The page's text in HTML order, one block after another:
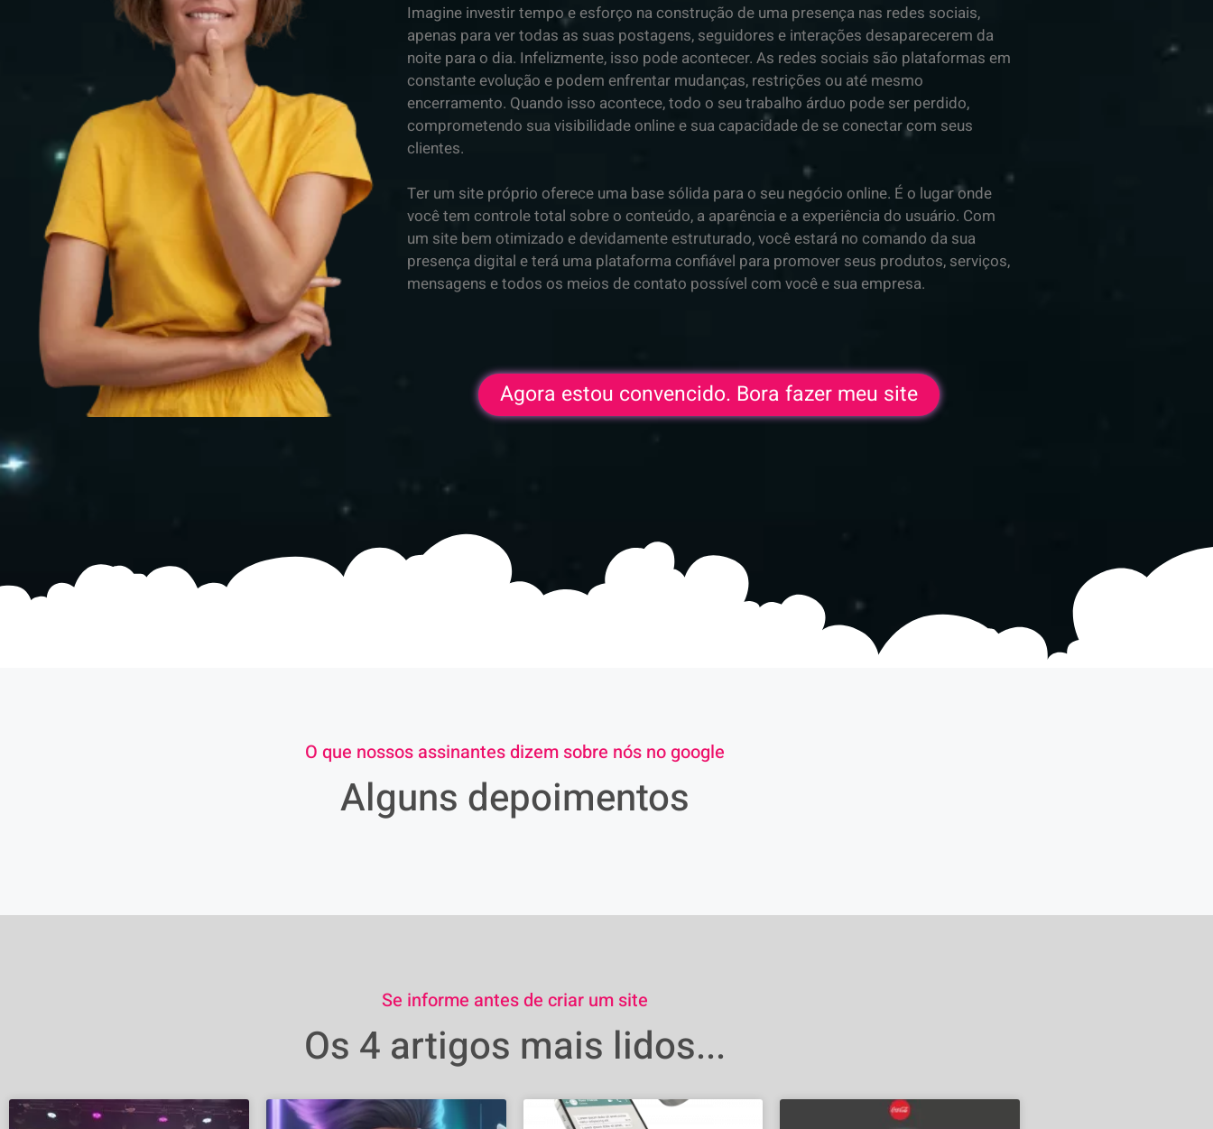
Imagine investir tempo e esforço na construção de uma presença nas redes sociais,
apenas para ver todas as suas postagens, seguidores e interações desaparecerem da
noite para o dia. Infelizmente, isso pode acontecer. As redes sociais são plataformas em
constante evolução e podem enfrentar mudanças, restrições ou até mesmo
encerramento. Quando isso acontece, todo o seu trabalho árduo pode ser perdido,
comprometendo sua visibilidade online e sua capacidade de se conectar com seus
clientes.
Ter um site próprio oferece uma base sólida para o seu negócio online. É o lugar onde
você tem controle total sobre o conteúdo, a aparência e a experiência do usuário. Com
um site bem otimizado e devidamente estruturado, você estará no comando da sua
presença digital e terá uma plataforma confiável para promover seus produtos, serviços,
mensagens e todos os meios de contato possível com você e sua empresa.
Agora estou convencido. Bora fazer meu site
O que nossos assinantes dizem sobre nós no google
Alguns depoimentos
Se informe antes de criar um site
Os 4 artigos mais lidos...